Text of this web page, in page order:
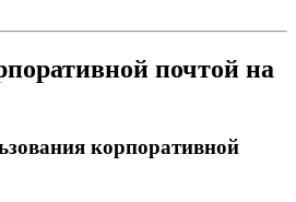
почтой на
корпоративной